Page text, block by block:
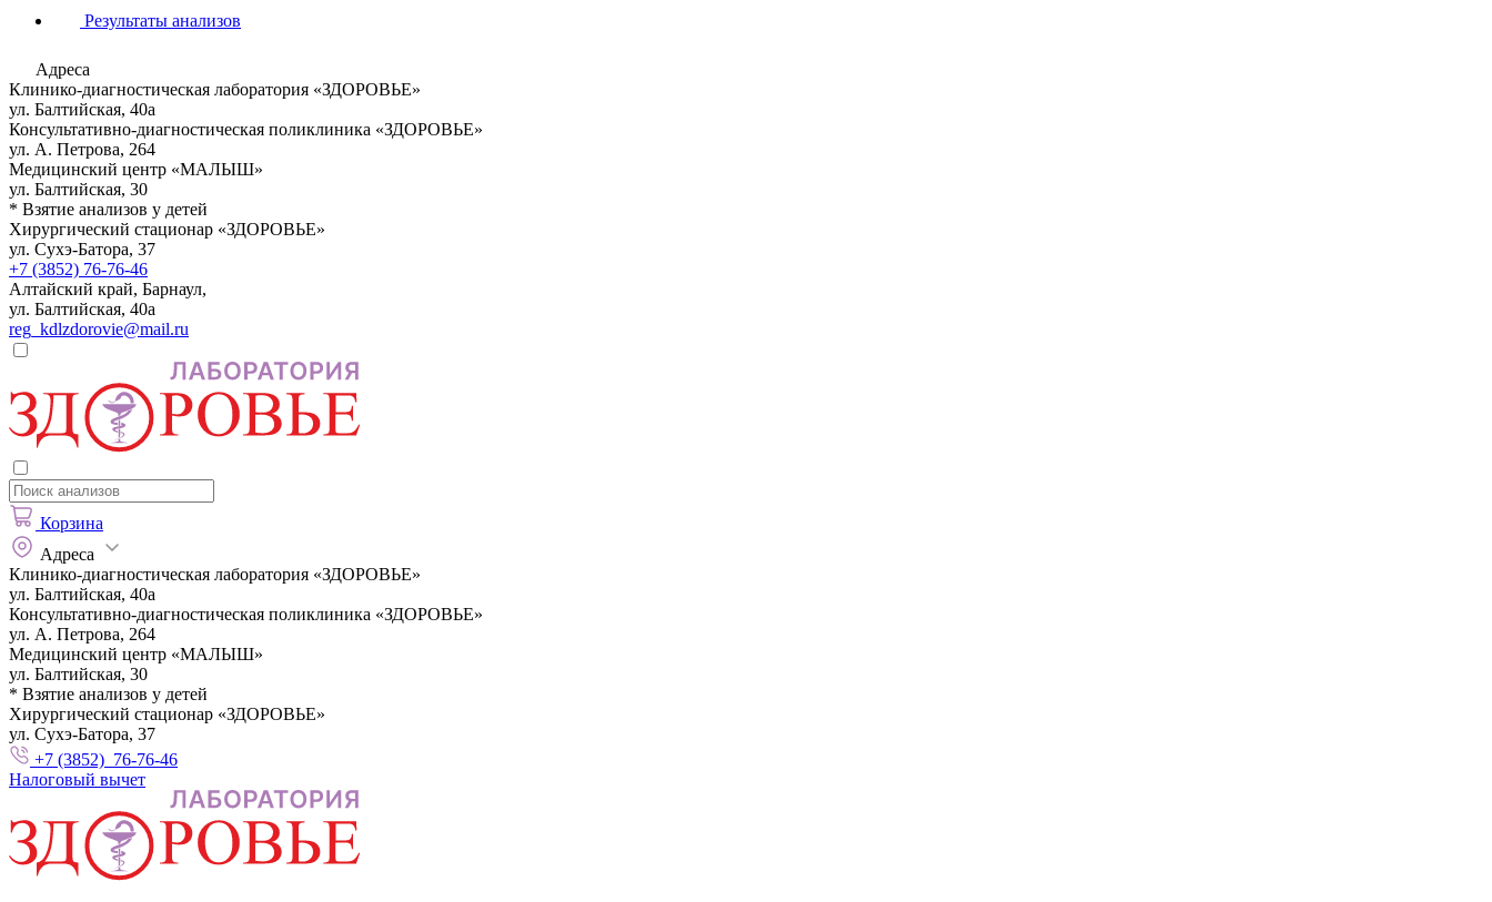
Результаты анализов
Адреса
Клинико-диагностическая лаборатория «ЗДОРОВЬЕ»
ул. Балтийская, 40а
Консультативно-диагностическая поликлиника «ЗДОРОВЬЕ»
ул. А. Петрова, 264
Медицинский центр «МАЛЫШ»
ул. Балтийская, 30
* Взятие анализов у детей
Хирургический стационар «ЗДОРОВЬЕ»
ул. Сухэ-Батора, 37
+7 (3852) 76-76-46
Алтайский край, Барнаул,
ул. Балтийская, 40а
reg_kdlzdorovie@mail.ru
Корзина
Адреса
Клинико-диагностическая лаборатория «ЗДОРОВЬЕ»
ул. Балтийская, 40а
Консультативно-диагностическая поликлиника «ЗДОРОВЬЕ»
ул. А. Петрова, 264
Медицинский центр «МАЛЫШ»
ул. Балтийская, 30
* Взятие анализов у детей
Хирургический стационар «ЗДОРОВЬЕ»
ул. Сухэ-Батора, 37
+7 (3852) 76-76-46
Налоговый вычет